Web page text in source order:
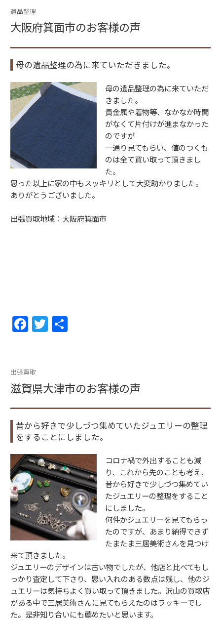
e
b
o
o
k
遺品整理
大阪府箕面市のお客様の声
母の遺品整理の為に来ていただきました。
母の遺品整理の為に来ていただ
きました。
貴金属や着物等、なかなか時間
がなくて片付けが進まなかった
のですが
一通り見てもらい、値のつくも
のは全て買い取って頂きまし
た。
思った以上に家の中もスッキリとして大変助かりました。
ありがとうございました。
出張買取地域：大阪府箕面市
F
a
e
b
o
o
k
T
w
出張買取
滋賀県大津市のお客様の声
昔から好きで少しづつ集めていたジュエリーの整理
をすることにしました。
コロナ禍で外出することも減
り、これから先のことも考え、
昔から好きで少しづつ集めてい
たジュエリーの整理をすること
にしました。
何件かジュエリーを見てもらっ
たのですが、あまり納得できず
たまたま三居美術さんを見つけ
来て頂きました。
ジュエリーのデザインは古い物でしたが、他店と比べてもし
っかり査定して下さり、思い入れのある数点は残し、他のジ
ュエリーは気持ちよく買い取って頂きました。沢山の買取店
がある中で三居美術さんに見てもらえたのはラッキーでし
た。是非知り合いにも薦めたいと思います。